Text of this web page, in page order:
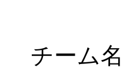
チーム名